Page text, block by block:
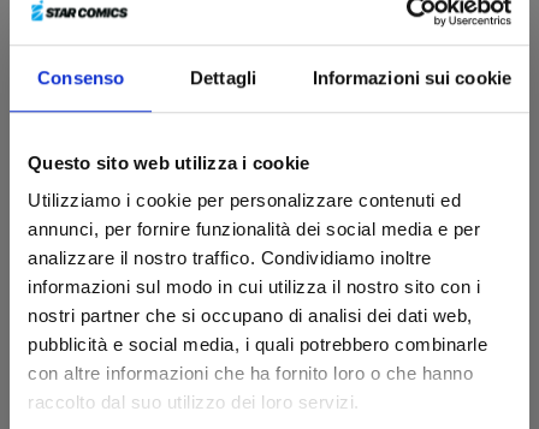
Consenso Dettagli Informazioni sui cookie
Questo sito web utilizza i cookie
Utilizziamo i cookie per personalizzare contenuti ed
annunci, per fornire funzionalità dei social media e per
analizzare il nostro traffico. Condividiamo inoltre
informazioni sul modo in cui utilizza il nostro sito con i
nostri partner che si occupano di analisi dei dati web,
pubblicità e social media, i quali potrebbero combinarle
con altre informazioni che ha fornito loro o che hanno
raccolto dal suo utilizzo dei loro servizi.